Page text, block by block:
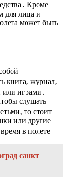
Кроме
для лица и
может быть
книга‚ журнал‚
или играми․
слушать
то стоит
или другие
в полете․
санкт